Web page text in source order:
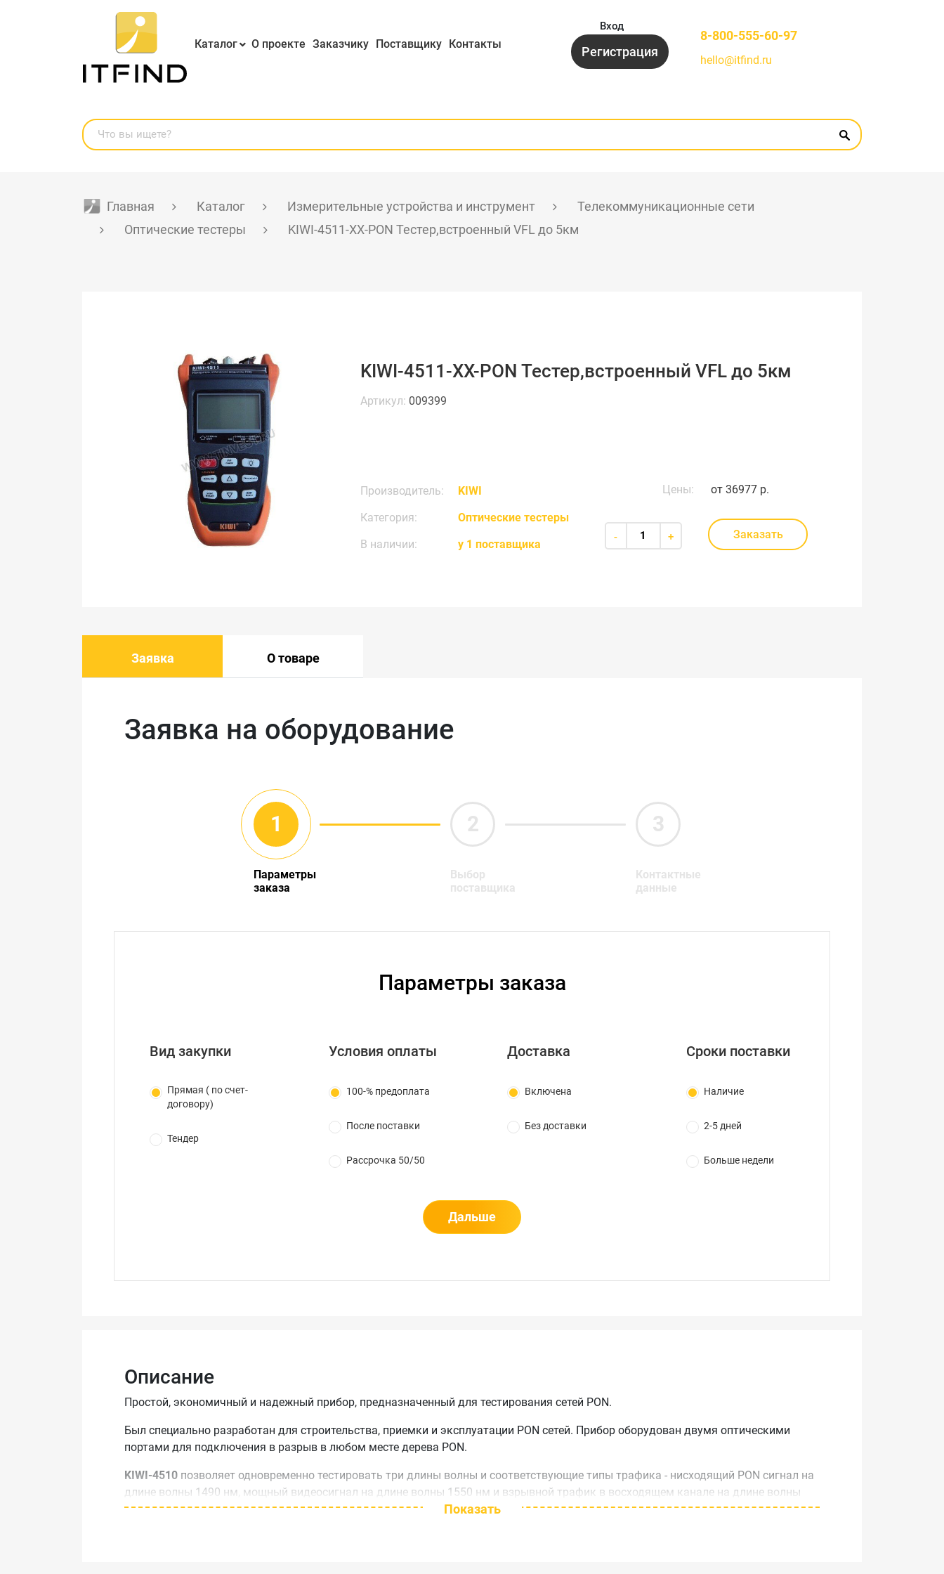
Каталог О проекте Заказчику Поставщику Контакты
Вход
Регистрация
8-800-555-60-97
hello@itfind.ru
Главная Каталог Измерительные устройства и инструмент
Телекоммуникационные сети
Оптические тестеры
KIWI-4511-XX-PON Тестер,встроенный VFL до 5км
KIWI-4511-XX-PON Тестер,встроенный VFL до 5км
Артикул: 009399
Производитель:
KIWI
Категория:
Оптические тестеры
В наличии:
у 1 поставщика
Цены: от36977 р.
- + Заказать
Заявка О товаре
Описание
Простой, экономичный и надежный прибор, предназначенный для тестирования сетей PON.
Был специально разработан для строительства, приемки и эксплуатации PON сетей. Прибор оборудован двумя оптическими
портами для подключения в разрыв в любом месте дерева PON.
KIWI-4510 позволяет одновременно тестировать три длины волны и соответствующие типы трафика - нисходящий PON сигнал на
длине волны 1490 нм, мощный видеосигнал на длине волны 1550 нм и взрывной трафик в восходящем канале на длине волны
1310 нм. Все измерения проводятся достаточно быстро и отображаются на экране в режиме реального времени.
Показать
Заявка на оборудование
Параметры
заказа
Выбор
поставщика
Контактные
данные
Параметры заказа
Вид закупки
Прямая ( по счет-
договору)
Тендер
Условия оплаты
100-% предоплата
После поставки
Рассрочка 50/50
Доставка
Включена
Без доставки
Сроки поставки
Наличие
2-5 дней
Больше недели
Дальше